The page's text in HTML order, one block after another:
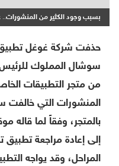
بسبب وجود الكثير من
حذفت شركة غوغل تطبيق
سوشال المملوك للرئيس
من متجر التطبيقات
المنشورات التي خالفت
بالمتجر، وفقاً لما قاله
إلى إعادة مراجعة
المراحل، وقد يواجه